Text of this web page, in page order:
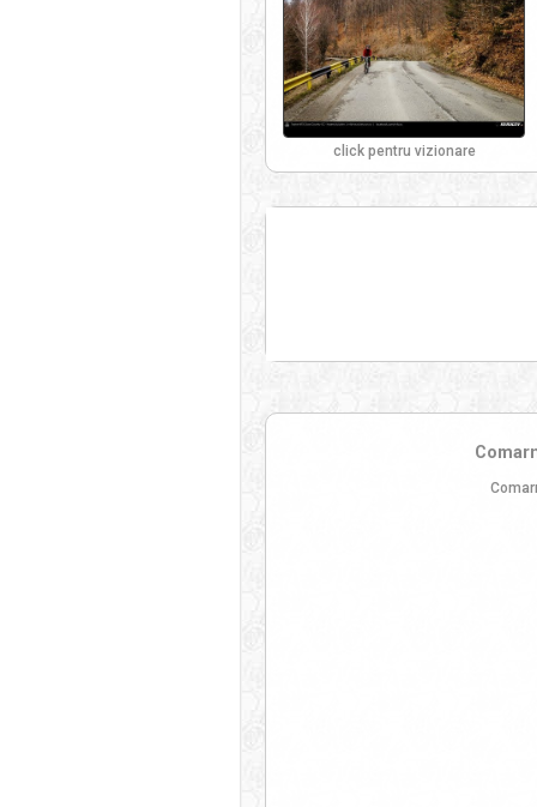
click pentru vizionare